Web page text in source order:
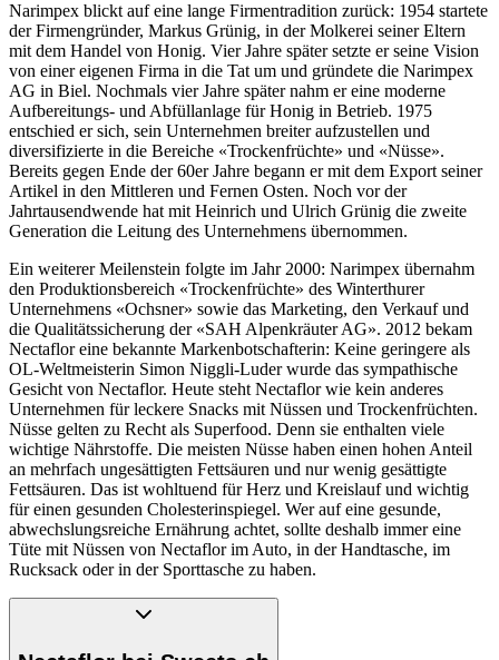
Narimpex blickt auf eine lange Firmentradition zurück: 1954 startete
der Firmengründer, Markus Grünig, in der Molkerei seiner Eltern
mit dem Handel von Honig. Vier Jahre später setzte er seine Vision
von einer eigenen Firma in die Tat um und gründete die Narimpex
AG in Biel. Nochmals vier Jahre später nahm er eine moderne
Aufbereitungs- und Abfüllanlage für Honig in Betrieb. 1975
entschied er sich, sein Unternehmen breiter aufzustellen und
diversifizierte in die Bereiche «Trockenfrüchte» und «Nüsse».
Bereits gegen Ende der 60er Jahre begann er mit dem Export seiner
Artikel in den Mittleren und Fernen Osten. Noch vor der
Jahrtausendwende hat mit Heinrich und Ulrich Grünig die zweite
Generation die Leitung des Unternehmens übernommen.
Ein weiterer Meilenstein folgte im Jahr 2000: Narimpex übernahm
den Produktionsbereich «Trockenfrüchte» des Winterthurer
Unternehmens «Ochsner» sowie das Marketing, den Verkauf und
die Qualitätssicherung der «SAH Alpenkräuter AG». 2012 bekam
Nectaflor eine bekannte Markenbotschafterin: Keine geringere als
OL-Weltmeisterin Simon Niggli-Luder wurde das sympathische
Gesicht von Nectaflor. Heute steht Nectaflor wie kein anderes
Unternehmen für leckere Snacks mit Nüssen und Trockenfrüchten.
Nüsse gelten zu Recht als Superfood. Denn sie enthalten viele
wichtige Nährstoffe. Die meisten Nüsse haben einen hohen Anteil
an mehrfach ungesättigten Fettsäuren und nur wenig gesättigte
Fettsäuren. Das ist wohltuend für Herz und Kreislauf und wichtig
für einen gesunden Cholesterinspiegel. Wer auf eine gesunde,
abwechslungsreiche Ernährung achtet, sollte deshalb immer eine
Tüte mit Nüssen von Nectaflor im Auto, in der Handtasche, im
Rucksack oder in der Sporttasche zu haben.